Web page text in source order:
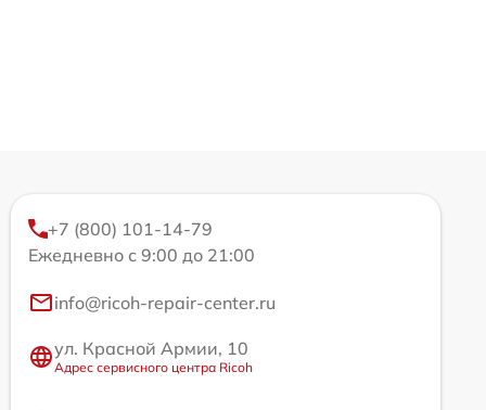
+7 (800) 101-14-79
Ежедневно с 9:00 до 21:00
info@ricoh-repair-center.ru
ул. Красной Армии, 10
Адрес сервисного центра Ricoh